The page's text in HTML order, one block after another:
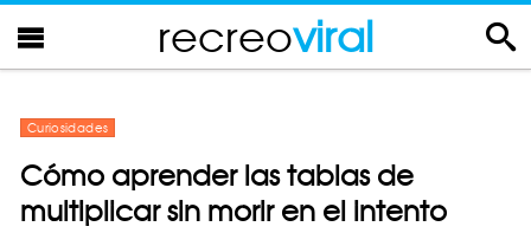
recreoviral
Curiosidades
Cómo aprender las tablas de
multiplicar sin morir en el intento